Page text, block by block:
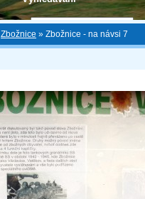
Zbožnice » Zbožnice - na návsi 7